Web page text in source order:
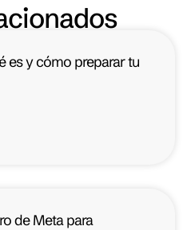
es y cómo preparar tu
de Meta para